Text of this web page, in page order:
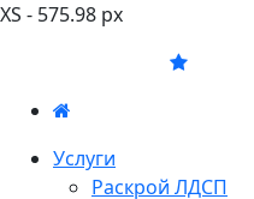
XS - 575.98 px
Услуги
Раскрой ЛДСП